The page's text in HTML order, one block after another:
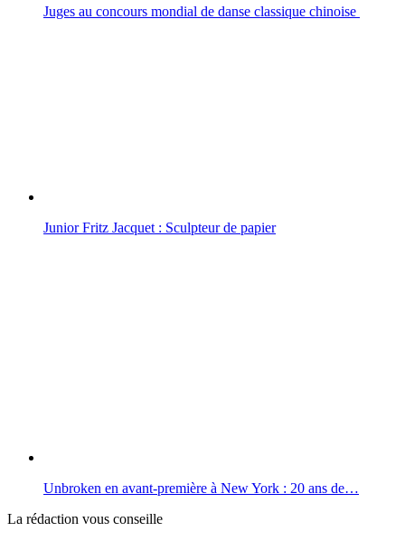
Juges au concours mondial de danse classique chinoise
Junior Fritz Jacquet : Sculpteur de papier
Unbroken en avant-première à New York : 20 ans de…
La rédaction vous conseille